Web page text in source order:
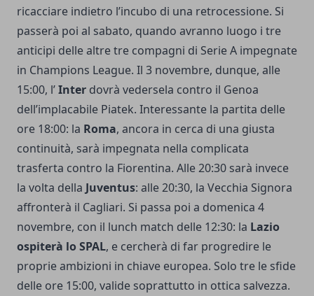
ricacciare indietro l’incubo di una retrocessione. Si
passerà poi al sabato, quando avranno luogo i tre
anticipi delle altre tre compagni di Serie A impegnate
in Champions League. Il 3 novembre, dunque, alle
15:00, l’Inter dovrà vedersela contro il Genoa
dell’implacabile Piatek. Interessante la partita delle
ore 18:00: la Roma, ancora in cerca di una giusta
continuità, sarà impegnata nella complicata
trasferta contro la Fiorentina. Alle 20:30 sarà invece
la volta della Juventus: alle 20:30, la Vecchia Signora
affronterà il Cagliari. Si passa poi a domenica 4
novembre, con il lunch match delle 12:30: la Lazio
ospiterà lo SPAL, e cercherà di far progredire le
proprie ambizioni in chiave europea. Solo tre le sfide
delle ore 15:00, valide soprattutto in ottica salvezza.